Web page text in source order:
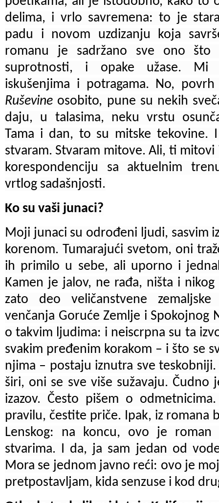
delima, i vrlo savremena: to je
padu i novom uzdizanju koja
romanu je sadržano sve ono što
suprotnosti, i opake užase. Mi
iskušenjima i potragama. No,
Ruševine osobito, pune su nekih
daju, u talasima, neku vrstu
Tama i dan, to su mitske
stvaram. Stvaram mitove. Ali, ti
korespondenciju sa aktuelnim
vrtlog sadašnjosti.
Ko su vaši junaci?
Moji junaci su odrođeni ljudi, sasvim
korenom. Tumarajući svetom, oni
ih primilo u sebe, ali uporno i
Kamen je jalov, ne rađa, ništa i
zato deo veličanstvene
venčanja Goruće Zemlje i Spokojnog
o takvim ljudima: i neiscrpna su ta
svakim pređenim korakom – i što se
njima – postaju iznutra sve
širi, oni se sve više sužavaju.
izazov. Često pišem o
pravilu, čestite priče. Ipak, iz romana
Lenskog: na koncu, ovo je
stvarima. I da, ja sam jedan od
Mora se jednom javno reći: ovo je
pretpostavljam, kida senzuse i kod